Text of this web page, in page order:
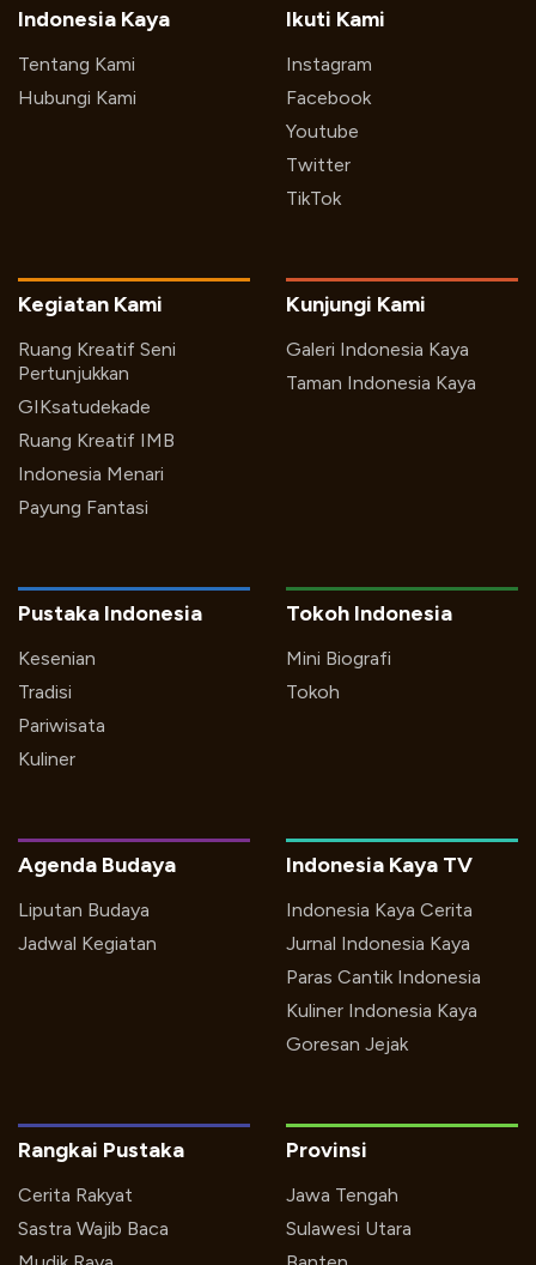
Indonesia Kaya
Tentang Kami
Hubungi Kami
Ikuti Kami
Instagram
Facebook
Youtube
Twitter
TikTok
Kegiatan Kami
Ruang Kreatif Seni
Pertunjukkan
GIKsatudekade
Ruang Kreatif IMB
Indonesia Menari
Payung Fantasi
Kunjungi Kami
Galeri Indonesia Kaya
Taman Indonesia Kaya
Pustaka Indonesia
Kesenian
Tradisi
Pariwisata
Kuliner
Tokoh Indonesia
Mini Biografi
Tokoh
Indonesia Kaya TV
Indonesia Kaya Cerita
Jurnal Indonesia Kaya
Paras Cantik Indonesia
Kuliner Indonesia Kaya
Goresan Jejak
Agenda Budaya
Liputan Budaya
Jadwal Kegiatan
Rangkai Pustaka
Cerita Rakyat
Sastra Wajib Baca
Provinsi
Jawa Tengah
Sulawesi Utara